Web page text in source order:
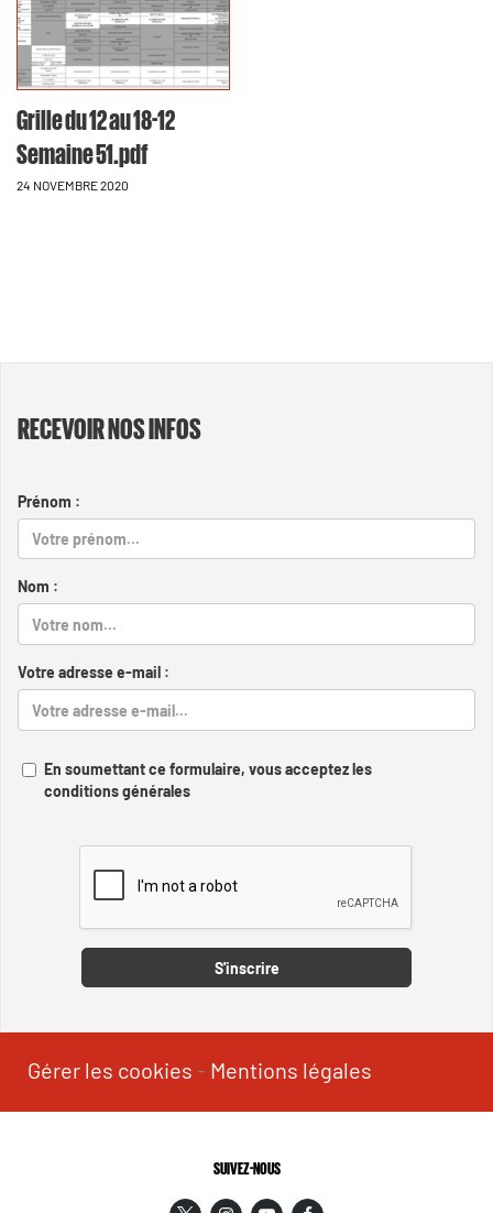
Grille du 12 au 18-12
Semaine 51.pdf
24 NOVEMBRE 2020
RECEVOIR NOS INFOS
Prénom :
Nom :
Votre adresse e-mail :
En soumettant ce formulaire, vous acceptez les
conditions générales
S'inscrire
Gérer les cookies - Mentions légales
SUIVEZ-NOUS